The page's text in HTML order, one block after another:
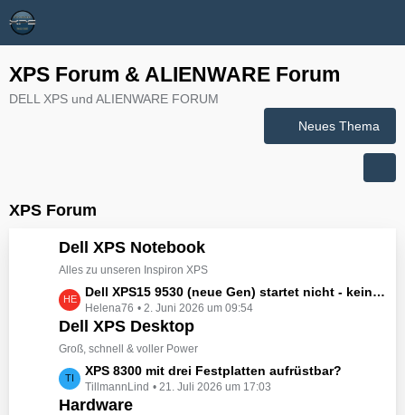
XPS Forum & ALIENWARE Forum
DELL XPS und ALIENWARE FORUM
Neues Thema
XPS Forum
Dell XPS Notebook
Alles zu unseren Inspiron XPS
L
e
t
z
e
B
Dell XPS15 9530 (neue Gen) startet nicht - kein booten, kein Licht - nichts tut sich - hat jemand eine Idee wie man ihn zum Leben erwecken könnte?
Helena76 2. Juni 2026 um 09:54
Dell XPS Desktop
Groß, schnell & voller Power
L
e
t
XPS 8300 mit drei Festplatten aufrüstbar?
TillmannLind 21. Juli 2026 um 17:03
Hardware